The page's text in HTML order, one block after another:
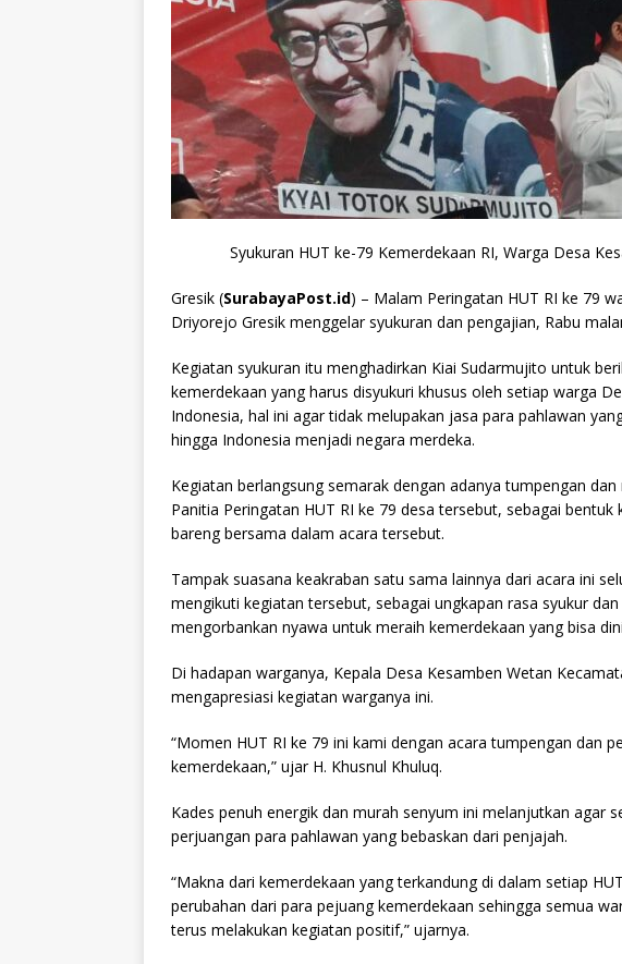
Syukuran HUT ke-79 Kemerdekaan RI, Warga Desa
Gresik (SurabayaPost.id) – Malam Peringatan HUT RI ke 79
Driyorejo Gresik menggelar syukuran dan pengajian, Rabu
Kegiatan syukuran itu menghadirkan Kiai Sudarmujito untuk
kemerdekaan yang harus disyukuri khusus oleh setiap warga
Indonesia, hal ini agar tidak melupakan jasa para pahlawan
hingga Indonesia menjadi negara merdeka.
Kegiatan berlangsung semarak dengan adanya tumpengan
Panitia Peringatan HUT RI ke 79 desa tersebut, sebagai
bareng bersama dalam acara tersebut.
Tampak suasana keakraban satu sama lainnya dari acara ini
mengikuti kegiatan tersebut, sebagai ungkapan rasa syukur
mengorbankan nyawa untuk meraih kemerdekaan yang bisa
Di hadapan warganya, Kepala Desa Kesamben Wetan
mengapresiasi kegiatan warganya ini.
“Momen HUT RI ke 79 ini kami dengan acara tumpengan dan
kemerdekaan,” ujar H. Khusnul Khuluq.
Kades penuh energik dan murah senyum ini melanjutkan agar
perjuangan para pahlawan yang bebaskan dari penjajah.
“Makna dari kemerdekaan yang terkandung di dalam setiap
perubahan dari para pejuang kemerdekaan sehingga semua
terus melakukan kegiatan positif,” ujarnya.